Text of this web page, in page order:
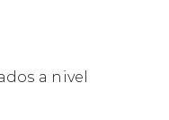
a nivel